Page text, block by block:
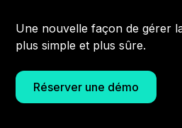
Une nouvelle façon de gérer
plus simple et plus sûre.
Réserver une démo